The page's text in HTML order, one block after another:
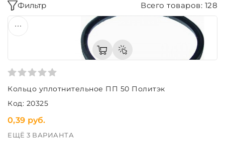
Фильтр Всего товаров: 128
Кольцо уплотнительное ПП 50 Политэк
Код: 20325
0,39 руб.
ЕЩЁ 3 ВАРИАНТА